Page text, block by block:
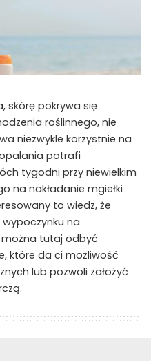
skórę pokrywa się
roślinnego, nie
niezwykle korzystnie na
potrafi
tygodni przy niewielkim
na nakładanie mgiełki
to wiedz, że
na
tutaj odbyć
które da ci możliwość
lub pozwoli założyć